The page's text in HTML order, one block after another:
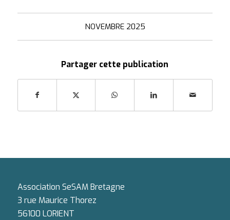
NOVEMBRE 2025
Partager cette publication
Association SeSAM Bretagne
3 rue Maurice Thorez
56100 LORIENT